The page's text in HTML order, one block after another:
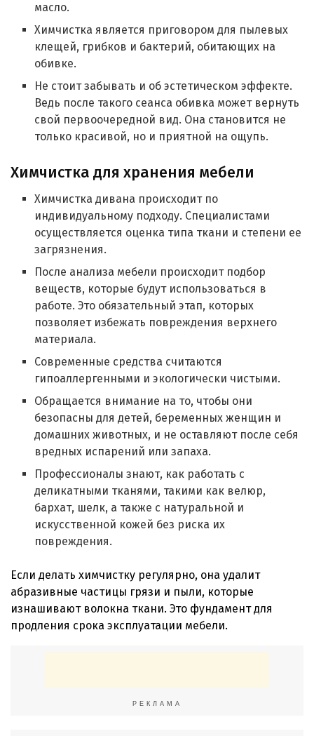
масло.
Химчистка является приговором для пылевых
клещей, грибков и бактерий, обитающих на
обивке.
Не стоит забывать и об эстетическом эффекте.
Ведь после такого сеанса обивка может вернуть
свой первоочередной вид. Она становится не
только красивой, но и приятной на ощупь.
Химчистка для хранения мебели
Химчистка дивана происходит по
индивидуальному подходу. Специалистами
осуществляется оценка типа ткани и степени ее
загрязнения.
После анализа мебели происходит подбор
веществ, которые будут использоваться в
работе. Это обязательный этап, которых
позволяет избежать повреждения верхнего
материала.
Современные средства считаются
гипоаллергенными и экологически чистыми.
Обращается внимание на то, чтобы они
безопасны для детей, беременных женщин и
домашних животных, и не оставляют после себя
вредных испарений или запаха.
Профессионалы знают, как работать с
деликатными тканями, такими как велюр,
бархат, шелк, а также с натуральной и
искусственной кожей без риска их
повреждения.
Если делать химчистку регулярно, она удалит
абразивные частицы грязи и пыли, которые
изнашивают волокна ткани. Это фундамент для
продления срока эксплуатации мебели.
РЕКЛАМА